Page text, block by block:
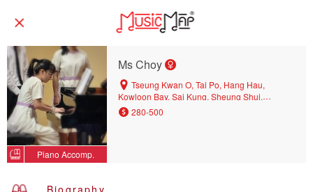
Piano Accomp.
Ms Choy
Tseung Kwan O, Tai Po, Hang Hau,
Kowloon Bay, Sai Kung, Sheung Shui,
Diamond Hill, Choi Hung, Hung Hom, Shatin,
Fanling
280-500
Biography